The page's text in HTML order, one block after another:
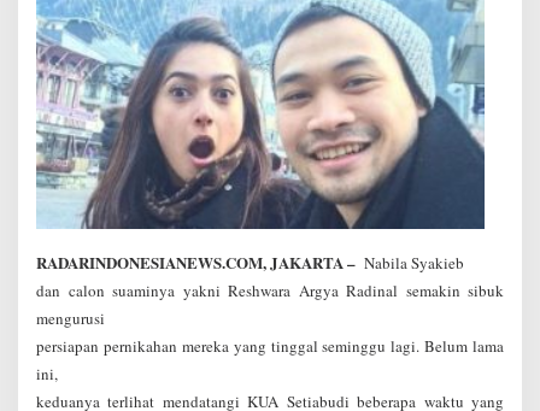
s
i
i
k
a
h
N
a
b
i
l
S
a
RADARINDONESIANEWS.COM, JAKARTA – Nabila Syakieb
dan calon suaminya yakni Reshwara Argya Radinal semakin sibuk
mengurusi
persiapan pernikahan mereka yang tinggal seminggu lagi. Belum lama
ini,
keduanya terlihat mendatangi KUA Setiabudi beberapa waktu yang